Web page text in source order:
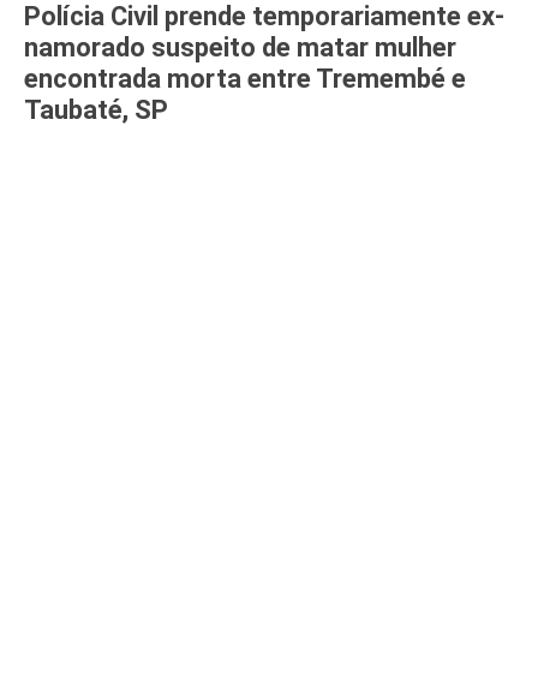
Polícia Civil prende temporariamente ex-
namorado suspeito de matar mulher
encontrada morta entre Tremembé e
Taubaté, SP